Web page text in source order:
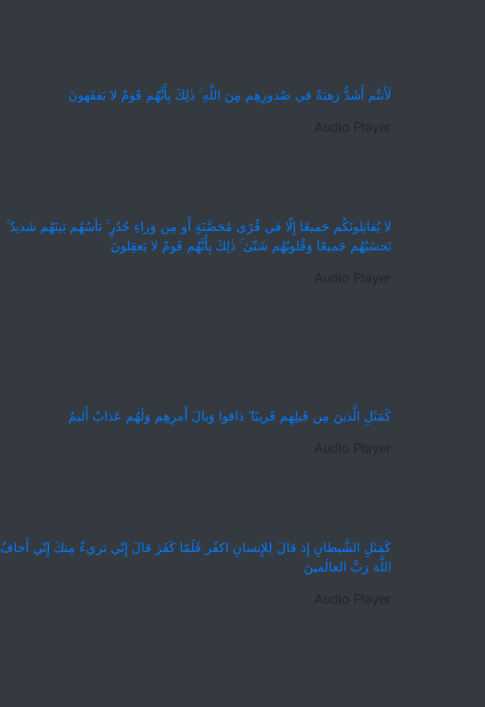
لَأَنتُم أَشَدُّ رَهبَةً في صُدورِهِم مِنَ اللَّهِ ۚ ذٰلِكَ بِأَنَّهُم قَومٌ لا يَفقَهونَ
Audio Player
لا يُقاتِلونَكُم جَميعًا إِلّا في قُرًى مُحَصَّنَةٍ أَو مِن وَراءِ جُدُرٍ ۚ بَأسُهُم بَينَهُم شَديدٌ ۚ
تَحسَبُهُم جَميعًا وَقُلوبُهُم شَتّىٰ ۚ ذٰلِكَ بِأَنَّهُم قَومٌ لا يَعقِلونَ
Audio Player
كَمَثَلِ الَّذينَ مِن قَبلِهِم قَريبًا ۖ ذاقوا وَبالَ أَمرِهِم وَلَهُم عَذابٌ أَليمٌ
Audio Player
كَمَثَلِ الشَّيطانِ إِذ قالَ لِلإِنسانِ اكفُر فَلَمّا كَفَرَ قالَ إِنّي بَريءٌ مِنكَ إِنّي أَخافُ
اللَّهَ رَبَّ العالَمينَ
Audio Player